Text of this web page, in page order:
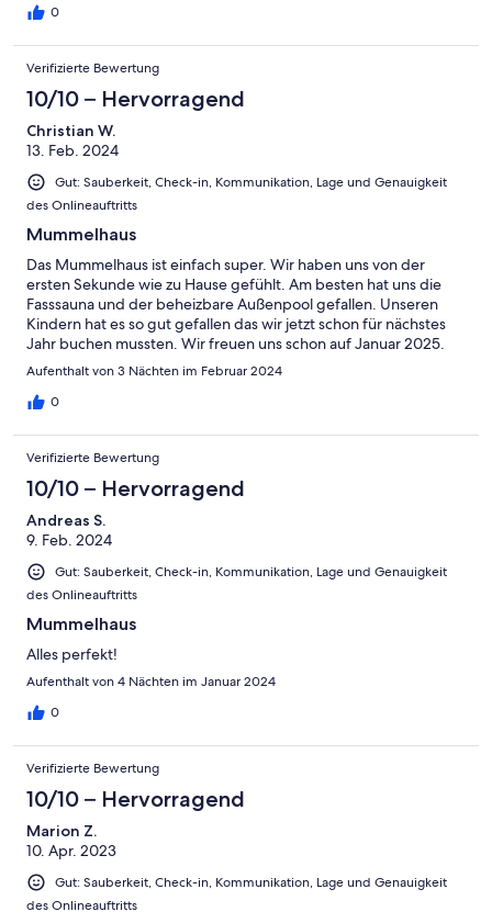
0
Verifizierte Bewertung
10/10 – Hervorragend
Christian W.
13. Feb. 2024
Gut: Sauberkeit, Check-in, Kommunikation, Lage und Genauigkeit
des Onlineauftritts
Mummelhaus
Das Mummelhaus ist einfach super. Wir haben uns von der
ersten Sekunde wie zu Hause gefühlt. Am besten hat uns die
Fasssauna und der beheizbare Außenpool gefallen. Unseren
Kindern hat es so gut gefallen das wir jetzt schon für nächstes
Jahr buchen mussten. Wir freuen uns schon auf Januar 2025.
Liebe Grüße aus Halle/Saale
Aufenthalt von 3 Nächten im Februar 2024
0
Verifizierte Bewertung
10/10 – Hervorragend
Andreas S.
9. Feb. 2024
Gut: Sauberkeit, Check-in, Kommunikation, Lage und Genauigkeit
des Onlineauftritts
Mummelhaus
Alles perfekt!
Aufenthalt von 4 Nächten im Januar 2024
0
Verifizierte Bewertung
10/10 – Hervorragend
Marion Z.
10. Apr. 2023
Gut: Sauberkeit, Check-in, Kommunikation, Lage und Genauigkeit
des Onlineauftritts